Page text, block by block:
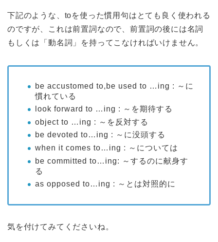
下記のような、toを使った慣用句はとても良く使われる
のですが、これは前置詞なので、前置詞の後には名詞
もしくは「動名詞」を持ってこなければいけません。
be accustomed to,be used to …ing : ～に
慣れている
look forward to …ing : ～を期待する
object to …ing : ～を反対する
be devoted to…ing : ～に没頭する
when it comes to…ing : ～については
be committed to…ing: ～するのに献身す
る
as opposed to…ing : ～とは対照的に
気を付けてみてくださいね。